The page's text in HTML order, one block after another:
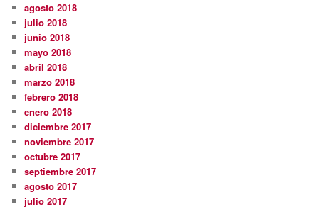
agosto 2018
julio 2018
junio 2018
mayo 2018
abril 2018
marzo 2018
febrero 2018
enero 2018
diciembre 2017
noviembre 2017
octubre 2017
septiembre 2017
agosto 2017
julio 2017